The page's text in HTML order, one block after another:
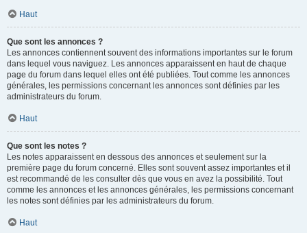
Haut
Que sont les annonces ?
Les annonces contiennent souvent des informations importantes sur le forum
dans lequel vous naviguez. Les annonces apparaissent en haut de chaque
page du forum dans lequel elles ont été publiées. Tout comme les annonces
générales, les permissions concernant les annonces sont définies par les
administrateurs du forum.
Haut
Que sont les notes ?
Les notes apparaissent en dessous des annonces et seulement sur la
première page du forum concerné. Elles sont souvent assez importantes et il
est recommandé de les consulter dès que vous en avez la possibilité. Tout
comme les annonces et les annonces générales, les permissions concernant
les notes sont définies par les administrateurs du forum.
Haut